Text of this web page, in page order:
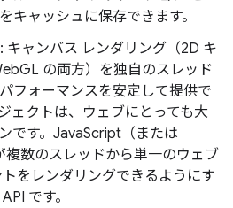
キャッシュに保存できます。
: キャンバス レンダリング（2D キ
の両方）を独自のスレッド
フォーマンスを安定して提供で
ェクトは、ウェブにとっても大
です。JavaScript（または
数のスレッドから単一のウェブ
をレンダリングできるようにす
です。